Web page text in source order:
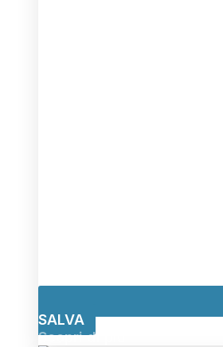
SALVA
Scopri di più